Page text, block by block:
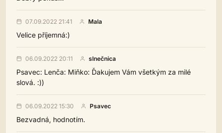
07.09.2022 21:41 Mala
Velice příjemná:)
06.09.2022 20:11 slnečnica
Psavec: Lenča: Miňko: Ďakujem Vám všetkým za milé
slová. :))
06.09.2022 15:30 Psavec
Bezvadná, hodnotím.